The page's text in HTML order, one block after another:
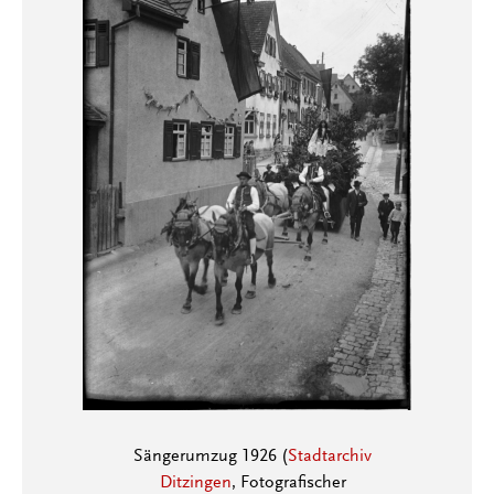
Sängerumzug 1926 (Stadtarchiv
Ditzingen, Fotografischer